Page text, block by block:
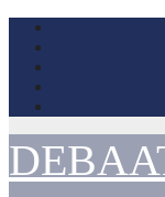
Skip
content